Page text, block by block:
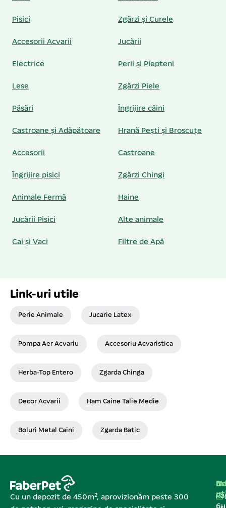
Pisici Zgărzi și Curele
Accesorii Acvarii Jucării
Electrice Perii și Piepteni
Lese Zgărzi Piele
Păsări Îngrijire câini
Castroane și Adăpătoare Hrană Pești și Broscuțe
Accesorii Castroane
Îngrijire pisici Zgărzi Chingi
Animale Fermă Haine
Jucării Pisici Alte animale
Cai și Vaci Filtre de Apă
Link-uri utile
Perie Animale Jucarie Latex
Pompa Aer Acvariu Accesoriu Acvaristica
Herba-Top Entero Zgarda Chinga
Decor Acvarii Ham Caine Talie Medie
Boluri Metal Caini Zgarda Batic
Cu un depozit de 450m², aprovizionăm peste 300